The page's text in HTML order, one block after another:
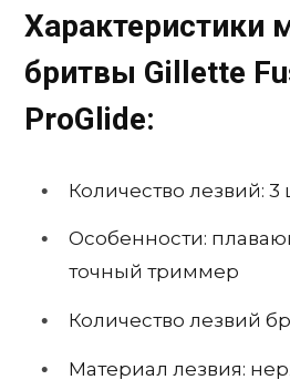
Характеристики
бритвы Gillette
ProGlide:
Количество лезвий: 3
Особенности:
точный триммер
Количество лезвий
Материал лезвия: